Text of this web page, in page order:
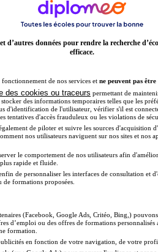
Bordeaux
par alternance
alternance
d’autres données pour rendre la recherche
efficace.
fonctionnement de nos services et ne peuvent pas être
des cookies ou traceurs permettant de
des informations temporaires telles que les
d'identification de l'utilisateur, vérifier s'il est
tentatives d'accès frauduleux ou les violations de
de piloter et suivre les sources d'acquisition
nos utilisateurs naviguent sur nos sites et nos
le comportement de nos utilisateurs afin
rapide et fluide.
de personnaliser les interfaces de consultation et
formations proposées.
(Facebook, Google Ads, Critéo, Bing,)
d’emploi ou des offres de formations
formation.
en fonction de votre navigation, de votre